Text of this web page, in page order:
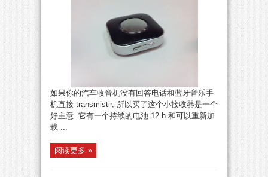
如果你的汽车收音机没有回答电话和蓝牙音乐手
机直接 transmistir, 所以买了这个小接收器是一个
好主意. 它有一个持续的电池 12 h 和可以重新加
载 ...
阅读更多 »